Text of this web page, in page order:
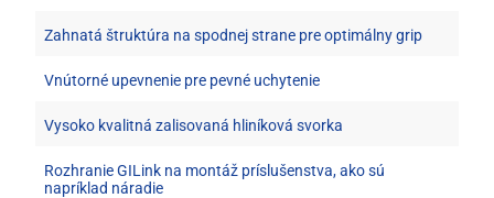
Zahnatá štruktúra na spodnej strane pre optimálny grip
Vnútorné upevnenie pre pevné uchytenie
Vysoko kvalitná zalisovaná hliníková svorka
Rozhranie GILink na montáž príslušenstva, ako sú
napríklad náradie